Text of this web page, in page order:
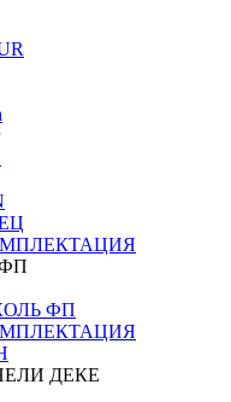
ФП
ДЕКЕ